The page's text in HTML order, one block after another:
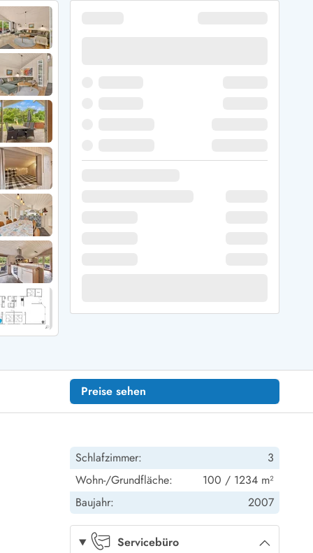
Weihnachten
Silvester
Fjord
Klit
Strand
Husby
Preise sehen
Schlafzimmer:
3
Wohn-/Grundfläche:
100 / 1234 m²
Baujahr:
2007
Servicebüro